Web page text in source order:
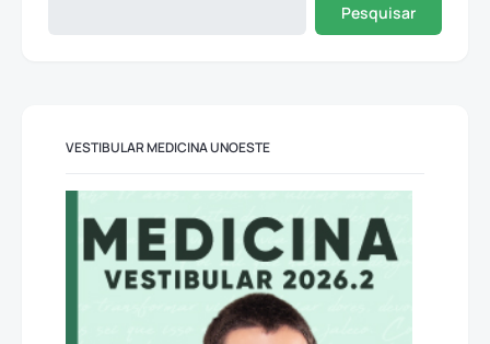
Pesquisar
VESTIBULAR MEDICINA UNOESTE